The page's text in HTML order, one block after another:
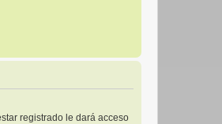
registrado le dará acceso